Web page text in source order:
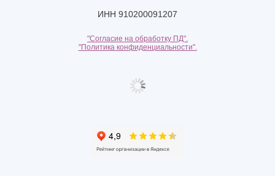
ИНН 910200091207
"Согласие на обработку ПД".
"Политика конфиденциальности".